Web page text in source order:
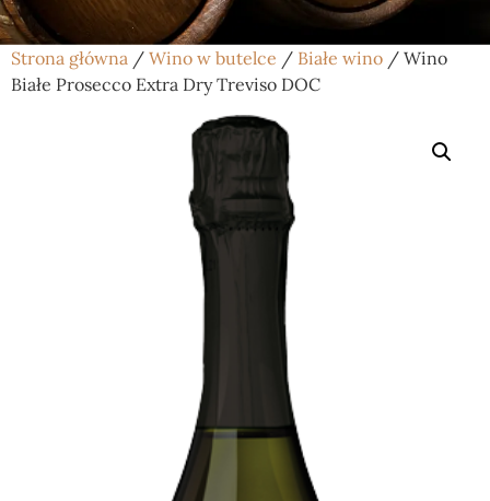
Strona główna / Wino w butelce / Białe wino / Wino
Białe Prosecco Extra Dry Treviso DOC